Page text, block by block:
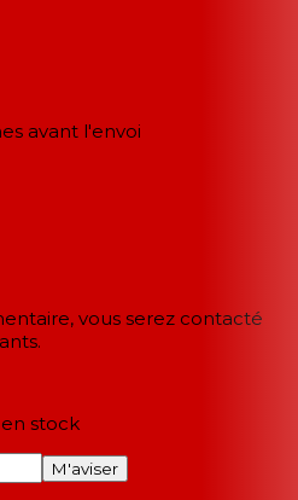
avant l'envoi
vous serez contacté
stock
M'aviser